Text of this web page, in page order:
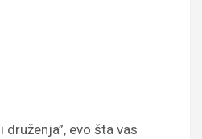
druženja”, evo šta vas